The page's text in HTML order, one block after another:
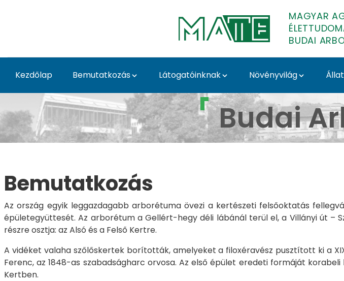
MAGYAR
BUDAI
Kezdőlap Bemutatkozás Látogatóinknak Növényvilág
Bemutatkozás - BudaiBudai
Bemutatkozás
Az ország egyik leggazdagabb arborétuma övezi a kertészeti felsőoktatás
épületegyüttesét. Az arborétum a Gellért-hegy déli lábánál terül el, a Villányi út –
részre osztja: az Alsó és a Felső Kertre.
A vidéket valaha szőlőskertek borították, amelyeket a filoxéravész pusztított ki a
Ferenc, az 1848-as szabadságharc orvosa. Az első épület eredeti formáját
Kertben.